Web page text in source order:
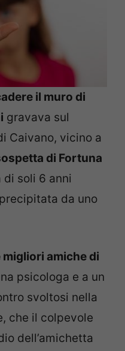
il muro di
gravava sul
Caivano, vicino a
di Fortuna
soli 6 anni
da uno
migliori amiche di
psicologa e a un
svoltosi nella
che il colpevole
dell’amichetta